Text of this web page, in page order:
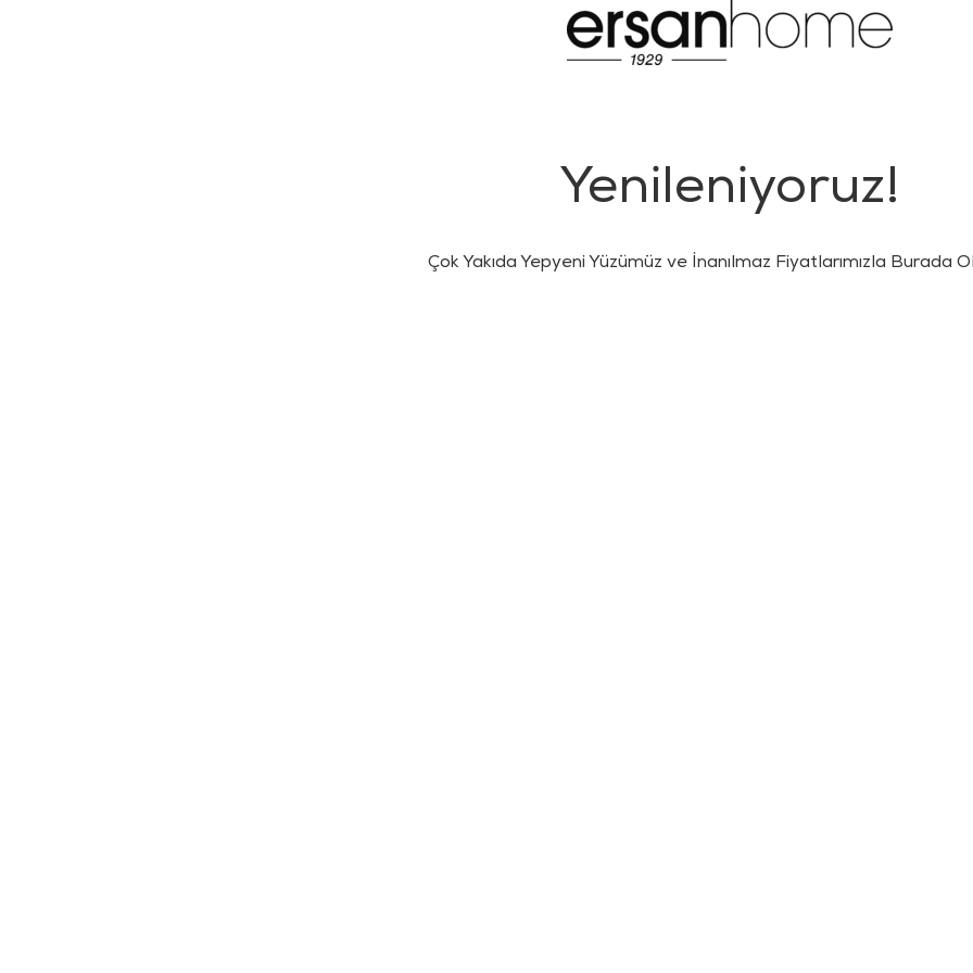
Yenileniyoruz!
Çok Yakıda Yepyeni Yüzümüz ve İnanılmaz Fiyatlarımızla Burada